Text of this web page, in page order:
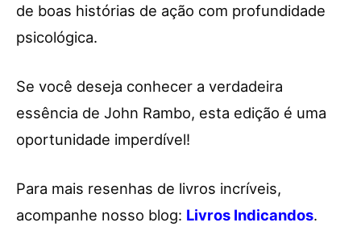
de boas histórias de ação com profundidade
psicológica.
Se você deseja conhecer a verdadeira
essência de John Rambo, esta edição é uma
oportunidade imperdível!
Para mais resenhas de livros incríveis,
acompanhe nosso blog: Livros Indicandos.